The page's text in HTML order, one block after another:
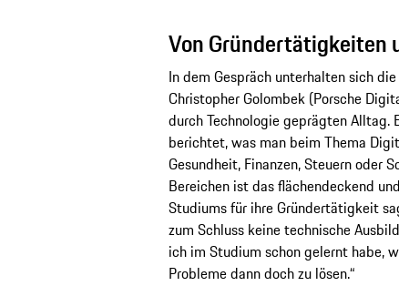
Von Gründertätigkeiten
In dem Gespräch unterhalten sich
Christopher Golombek (Porsche
durch Technologie geprägten Alltag.
berichtet, was man beim Thema
Gesundheit, Finanzen, Steuern oder
Bereichen ist das flächendeckend
Studiums für ihre Gründertätigkeit
zum Schluss keine technische
ich im Studium schon gelernt habe,
Probleme dann doch zu lösen.“